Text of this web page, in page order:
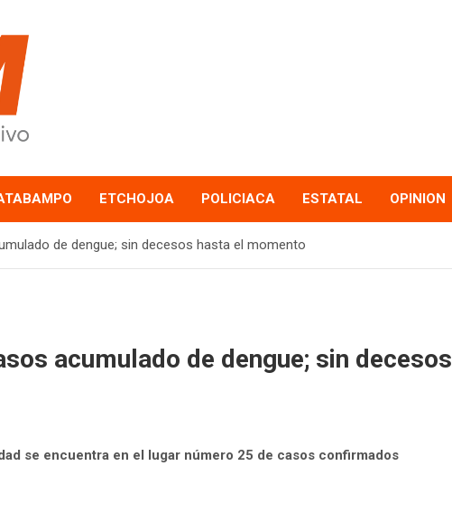
ETCHOJOA POLICIACA ESTATAL OPINION
de dengue; sin decesos hasta el momento
acumulado de dengue; sin decesos
se encuentra en el lugar número 25 de casos confirmados